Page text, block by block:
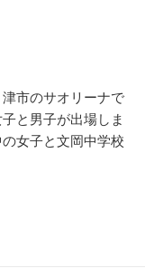
市のサオリーナで
と男子が出場しま
女子と文岡中学校